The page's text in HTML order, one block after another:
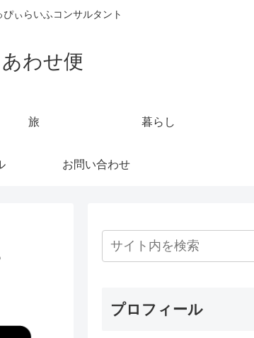
ぃらいふコンサルタント
わせ便
旅 暮らし
お問い合わせ
プロフィール